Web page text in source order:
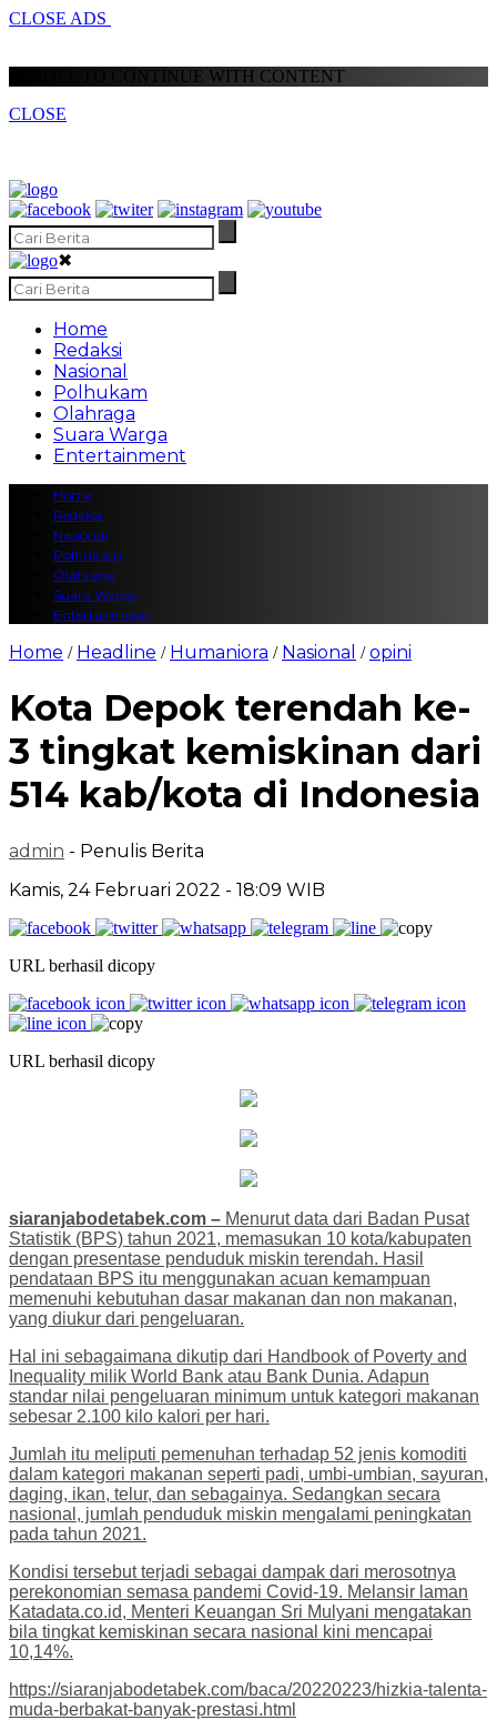
CLOSE ADS
SCROLL TO CONTINUE WITH CONTENT
CLOSE
✖
Home
Redaksi
Nasional
Polhukam
Olahraga
Suara Warga
Entertainment
Home
Redaksi
Nasional
Polhukam
Olahraga
Suara Warga
Entertainment
Home / Headline / Humaniora / Nasional /opini
Kota Depok terendah ke-
3 tingkat kemiskinan dari
514 kab/kota di Indonesia
admin - Penulis Berita
Kamis, 24 Februari 2022 - 18:09 WIB
URL berhasil dicopy
URL berhasil dicopy
siaranjabodetabek.com – Menurut data dari Badan Pusat
Statistik (BPS) tahun 2021, memasukan 10 kota/kabupaten
dengan presentase penduduk miskin terendah. Hasil
pendataan BPS itu menggunakan acuan kemampuan
memenuhi kebutuhan dasar makanan dan non makanan,
yang diukur dari pengeluaran.
Hal ini sebagaimana dikutip dari Handbook of Poverty and
Inequality milik World Bank atau Bank Dunia. Adapun
standar nilai pengeluaran minimum untuk kategori makanan
sebesar 2.100 kilo kalori per hari.
Jumlah itu meliputi pemenuhan terhadap 52 jenis komoditi
dalam kategori makanan seperti padi, umbi-umbian, sayuran,
daging, ikan, telur, dan sebagainya. Sedangkan secara
nasional, jumlah penduduk miskin mengalami peningkatan
pada tahun 2021.
Kondisi tersebut terjadi sebagai dampak dari merosotnya
perekonomian semasa pandemi Covid-19. Melansir laman
Katadata.co.id, Menteri Keuangan Sri Mulyani mengatakan
bila tingkat kemiskinan secara nasional kini mencapai
10,14%.
https://siaranjabodetabek.com/baca/20220223/hizkia-talenta-
muda-berbakat-banyak-prestasi.html